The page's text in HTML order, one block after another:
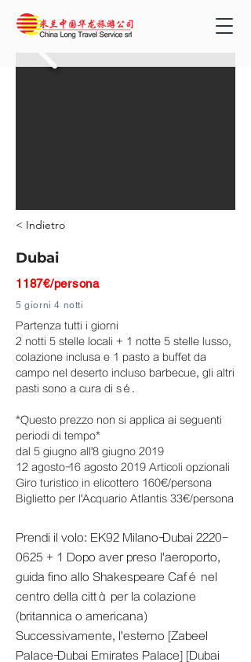
< Indietro
Dubai
1187€/persona
5 giorni 4 notti
Partenza tutti i giorni
2 notti 5 stelle locali + 1 notte 5 stelle lusso,
colazione inclusa e 1 pasto a buffet da
campo nel deserto incluso barbecue, gli altri
pasti sono a cura di sé.
*Questo prezzo non si applica ai seguenti
periodi di tempo*
dal 5 giugno all'8 giugno 2019
12 agosto-16 agosto 2019 Articoli opzionali
Giro turistico in elicottero 160€/persona
Biglietto per l'Acquario Atlantis 33€/persona
Prendi il volo: EK92 Milano-Dubai 2220-
0625 + 1 Dopo aver preso l'aeroporto,
guida fino allo Shakespeare Café nel
centro della città per la colazione
(britannica o americana)
Successivamente, l'esterno [Zabeel
Palace-Dubai Emirates Palace] [Dubai